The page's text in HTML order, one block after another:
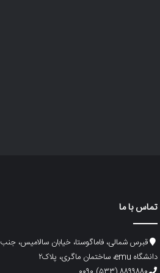
تماس با ما
قبرس شمالی، فاماگوستا، خیابان سالامیس، جنب
دانشگاه emu، ساختمان ماگری، پلاک۲